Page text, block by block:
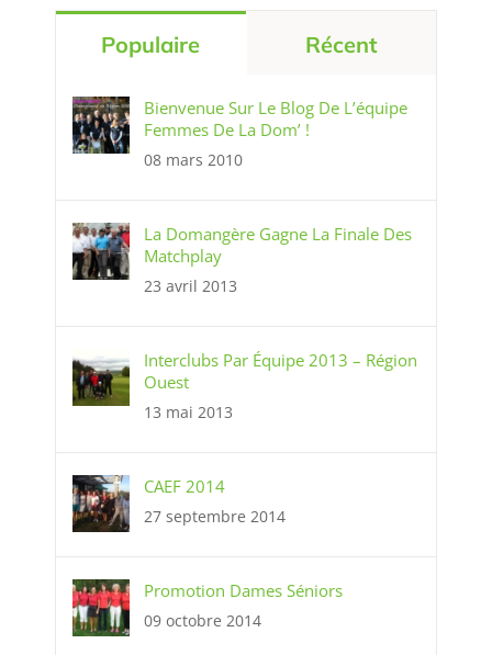
Populaire Récent
Bienvenue Sur Le Blog De L’équipe
Femmes De La Dom’ !
08 mars 2010
La Domangère Gagne La Finale Des
Matchplay
23 avril 2013
Interclubs Par Équipe 2013 – Région
Ouest
13 mai 2013
CAEF 2014
27 septembre 2014
Promotion Dames Séniors
09 octobre 2014